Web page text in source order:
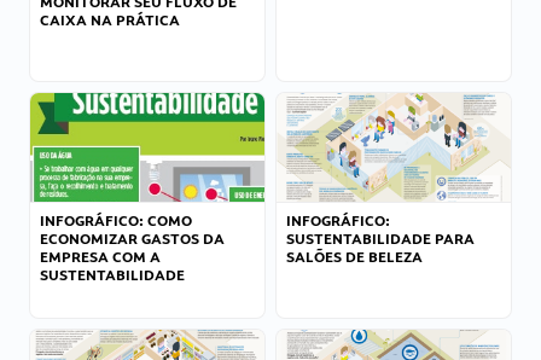
CAIXA NA PRÁTICA
INFOGRÁFICO: COMO
ECONOMIZAR GASTOS DA
EMPRESA COM A
SUSTENTABILIDADE
INFOGRÁFICO:
SUSTENTABILIDADE PARA
SALÕES DE BELEZA